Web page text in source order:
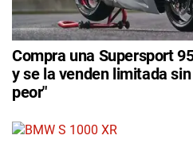
Compra una Supersport
y se la venden limitada
peor"